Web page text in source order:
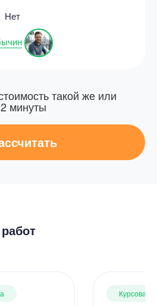
Нет
такой же или
минуты
Курсовая